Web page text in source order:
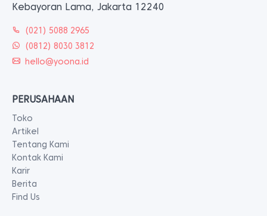
Kebayoran Lama, Jakarta 12240
(021) 5088 2965
(0812) 8030 3812
hello@yoona.id
PERUSAHAAN
Toko
Artikel
Tentang Kami
Kontak Kami
Karir
Berita
Find Us